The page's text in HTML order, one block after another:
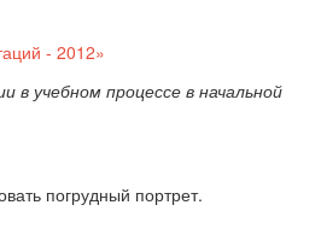
- 2012»
в учебном процессе в начальной
погрудный портрет.